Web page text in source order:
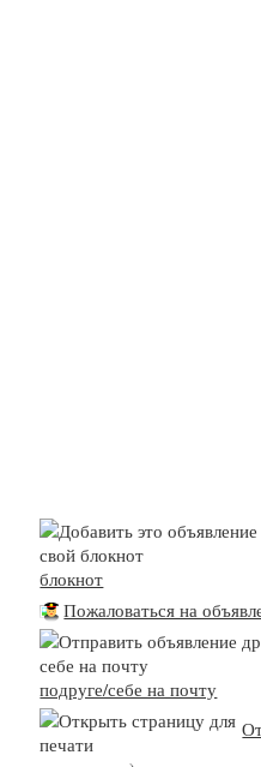
блокнот
Пожаловаться на
подруге/себе на почту